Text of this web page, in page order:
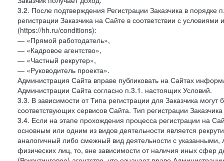
3.2. После подтверждения Регистрации Заказчика в
регистрации Заказчика на Сайте в соответствии с
(https://hh.ru/conditions):
— «Прямой работодатель»,
— «Кадровое агентство»,
— «Частный рекрутер»,
— «Руководитель проекта».
Администрация Сайта вправе публиковать на Сайтах
Администрации Сайта согласно п.3.1. настоящих Условий.
3.3. В зависимости от Типа регистрации для Заказчика
соответствующих сервисов Сайта. Тип регистрации
3.4. Если на этапе прохождения процесса регистрации на
основным или одним из видов деятельности является
аналогичный либо смежный вид деятельности с
физических лиц, то, вне зависимости от наличия иных сфер